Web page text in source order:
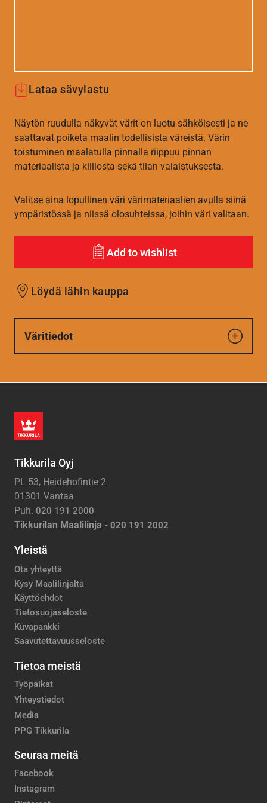
Lataa sävylastu
Näytön ruudulla näkyvät värit on luotu sähköisesti ja ne
saattavat poiketa maalin todellisista väreistä. Värin
toistuminen maalatulla pinnalla riippuu pinnan
materiaalista ja kiillosta sekä tilan valaistuksesta.
Valitse aina lopullinen väri värimateriaalien avulla siinä
ympäristössä ja niissä olosuhteissa, joihin väri valitaan.
Add to wishlist
Löydä lähin kauppa
Väritiedot
Tikkurila Oyj
PL 53, Heidehofintie 2
01301 Vantaa
Puh. 020 191 2000
Tikkurilan Maalilinja - 020 191 2002
Yleistä
Ota yhteyttä
Kysy Maalilinjalta
Käyttöehdot
Tietosuojaseloste
Kuvapankki
Saavutettavuusseloste
Tietoa meistä
Työpaikat
Yhteystiedot
Media
PPG Tikkurila
Seuraa meitä
Facebook
Instagram